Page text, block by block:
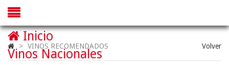
> VINOS RECOMENDADOS Volver
Inicio
Vinos Nacionales